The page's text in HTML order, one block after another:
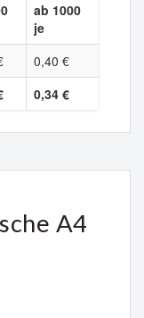
ab 1000
je
0,40 €
0,34 €
A4